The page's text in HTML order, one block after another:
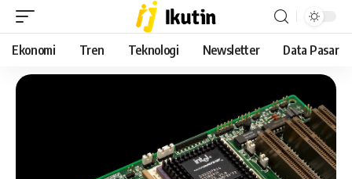
Ekonomi Tren Teknologi Newsletter Data Pasar